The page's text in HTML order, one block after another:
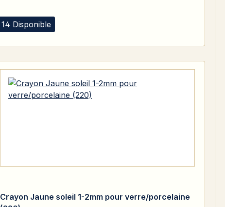
14 Disponible
Crayon Jaune soleil 1-2mm pour verre/porcelaine